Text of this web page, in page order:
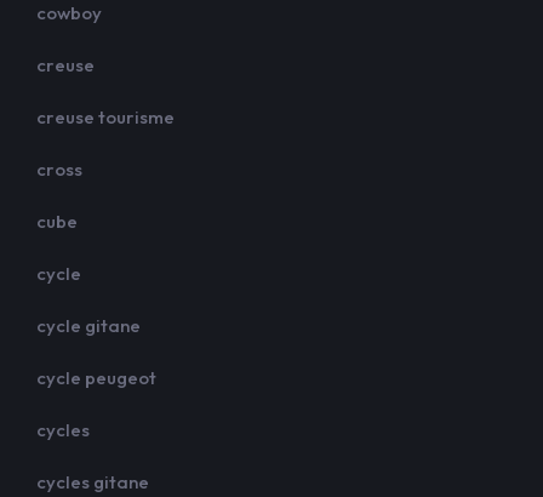
cowboy
creuse
creuse tourisme
cross
cube
cycle
cycle gitane
cycle peugeot
cycles
cycles gitane